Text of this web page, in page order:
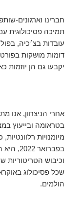
חברינו וארגונים-
תמיכה פסיכולוגית
עובדות בצ׳כיה,
דומות מושקות
יקבעו גם הן יוזמות
אחרי הניצחון, אנו
בטראומה ובייעוץ
וכיבוש
שכל פסיכולוג
הולמים.